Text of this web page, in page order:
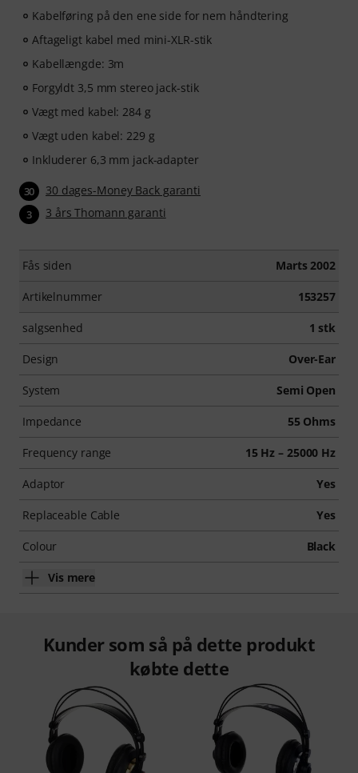
Kabelføring på den ene side for nem håndtering
Aftageligt kabel med mini-XLR-stik
Kabellængde: 3m
Forgyldt 3,5 mm stereo jack-stik
Vægt med kabel: 284 g
Vægt uden kabel: 229 g
Inkluderer 6,3 mm jack-adapter
30 30 dages-Money Back garanti
3 3 års Thomann garanti
Fås siden Marts 2002
Artikelnummer 153257
salgsenhed 1 stk
Design Over-Ear
System Semi Open
Impedance 55 Ohms
Frequency range 15 Hz – 25000 Hz
Adaptor Yes
Replaceable Cable Yes
Colour Black
Vis mere
Kunder som så på dette produkt
købte dette